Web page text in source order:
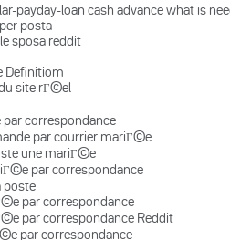
payday-loan cash advance what is
posta
sposa reddit
Definitiom
site rГ©el
correspondance
par courrier mariГ©e
une mariГ©e
par correspondance
poste
par correspondance
par correspondance Reddit
par correspondance